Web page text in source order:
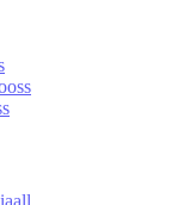
oss
s
iaall